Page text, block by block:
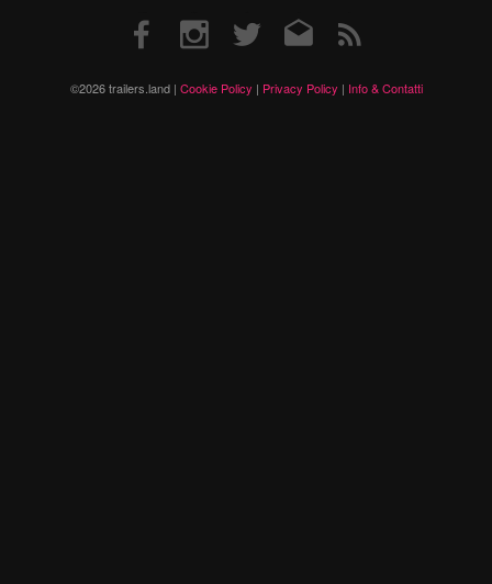
©2026 trailers.land | Cookie Policy | Privacy Policy | Info & Contatti